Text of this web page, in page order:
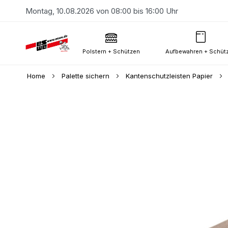
Montag, 10.08.2026 von 08:00 bis 16:00 Uhr
Polstern + Schützen Aufbewahren +
Home Palette sichern Kantenschutzleisten Papier